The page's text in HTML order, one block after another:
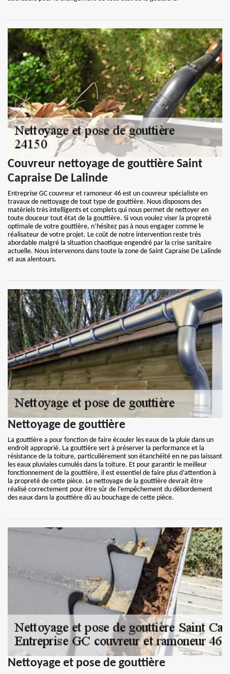
Couvreur nettoyage de gouttière Saint
Capraise De Lalinde
Entreprise GC couvreur et ramoneur 46 est un couvreur spécialiste en
travaux de nettoyage de tout type de gouttière. Nous disposons des
matériels très intelligents et complets qui nous permet de nettoyer en
toute douceur tout état de la gouttière. Si vous voulez viser la propreté
optimale de votre gouttière, n’hésitez pas à nous engager comme le
réalisateur de votre projet. Le coût de notre intervention reste très
abordable malgré la situation chaotique engendré par la crise sanitaire
actuelle. Nous intervenons dans toute la zone de Saint Capraise De Lalinde
et aux alentours.
Nettoyage de gouttière
La gouttière a pour fonction de faire écouler les eaux de la pluie dans un
endroit approprié. La gouttière sert à préserver la performance et la
résistance de la toiture, particulièrement son étanchéité en ne pas laissant
les eaux pluviales cumulés dans la toiture. Et pour garantir le meilleur
fonctionnement de la gouttière, il est essentiel de faire plus d’attention à
la propreté de cette pièce. Le nettoyage de la gouttière devrait être
réalisé correctement pour être sûr de l’empêchement du débordement
des eaux dans la gouttière dû au bouchage de cette pièce.
Nettoyage et pose de gouttière